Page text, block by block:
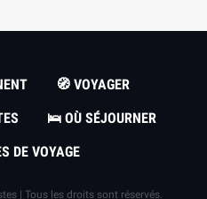
🧭 VOYAGER
🛌 OÙ SÉJOURNER
DE VOYAGE
| Tous les droits sont réservés.